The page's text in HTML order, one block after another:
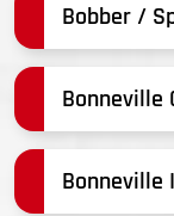
Bobber /
Bonneville
Bonneville